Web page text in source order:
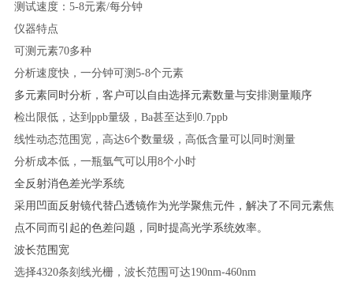
测试速度： 5-8元素/每分钟
仪器特点
可测元素70多种
分析速度快，一分钟可测 5-8个元素
多元素同时分析，客户可以自由选择元素数量与安排测量顺序
检出限低，达到 ppb量级，Ba甚至达到0.7ppb
线性动态范围宽，高达6个数量级，高低含量可以同时测量
分析成本低，一瓶氩气可以用8个小时
全反射消色差光学系统
采用凹面反射镜代替凸透镜作为光学聚焦元件，解决了不同元素焦
点不同而引起的色差问题，同时提高光学系统效率。
波长范围宽
选择4320条刻线光栅，波长范围可达190nm-460nm